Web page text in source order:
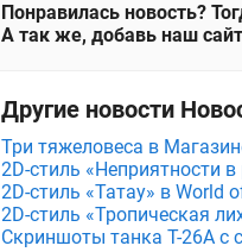
Понравилась новость?
А так же, добавь наш
Другие новости
Три тяжеловеса в
2D-стиль «Неприятности
2D-стиль «Татау» в World
2D-стиль «Тропическая
Скриншоты танка T-26A с